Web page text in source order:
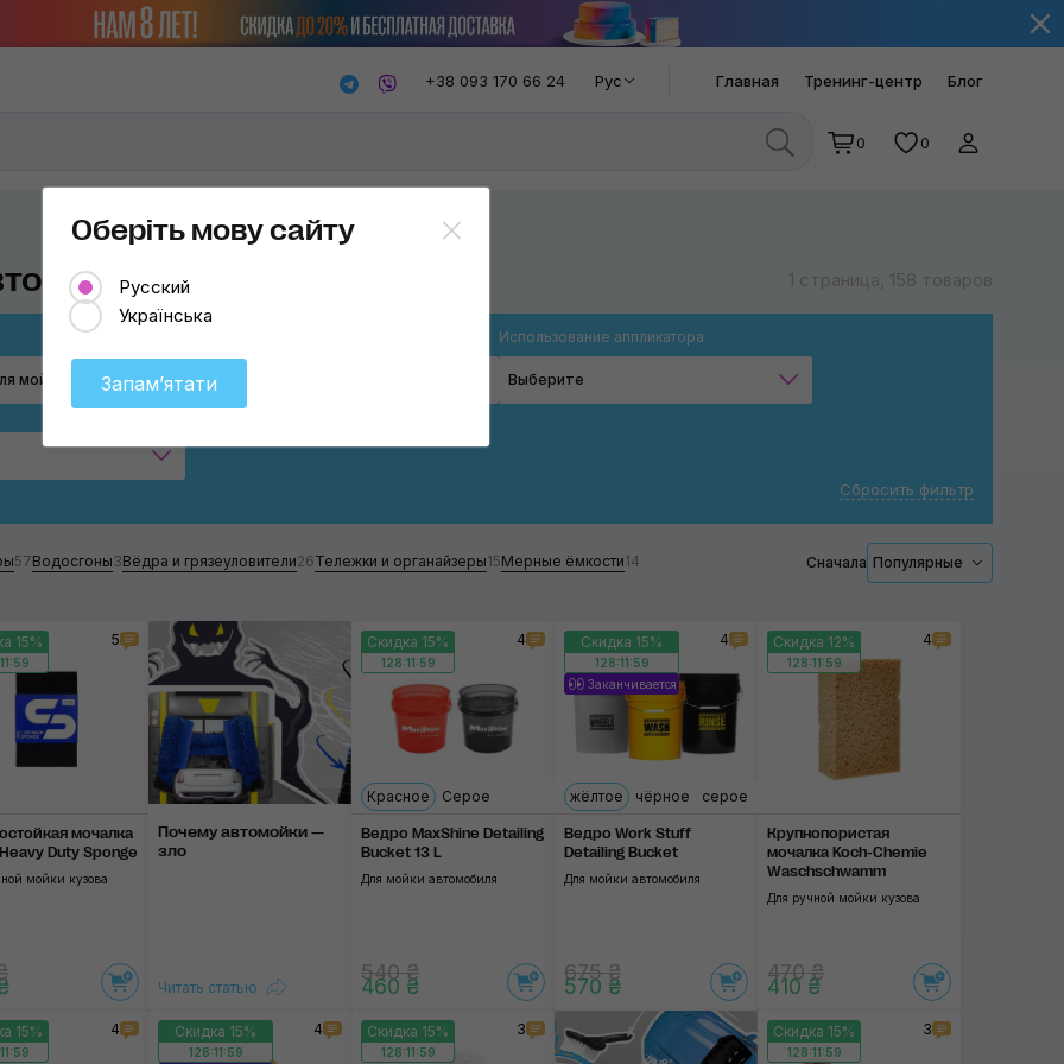
+38 093 170 66 24 Рус Главная Тренинг-центр Блог
0 0
1 страница, 158 товаров
мойки Выберите
Вёдра и грязеуловители
Тележки и органайзеры
Мерные ёмкости
Применить
Использование аппликатора
Выберите
Для автоскраба
Применить
Сбросить фильтр
57Водосгоны3Вёдра и грязеуловители26Тележки и органайзеры15Мерные ёмкости14 Сначала Популярные
15% 5
мочалка
Duty Sponge
мойки кузова
Почему автомойки —
зло
Читать статью
Скидка 15%
128:11:58
4
Красное Cерое
Ведро MaxShine Detailing
Bucket 13 L
Для мойки автомобиля
540 ₴
460 ₴
Скидка 15%
128:11:58
Заканчивается
4
жёлтое чёрное серое
Ведро Work Stuff
Detailing Bucket
Для мойки автомобиля
675 ₴
570 ₴
Скидка 12%
128:11:58
4
Крупнопористая
мочалка Koch-Chemie
Waschschwamm
Для ручной мойки кузова
470 ₴
410 ₴
15% 4 Скидка 15%
128:11:58
4 Скидка 15%
128:11:58
3 Скидка 15%
128:11:58
3
Оберіть мову сайту
Русский
Українська
Запамʼятати